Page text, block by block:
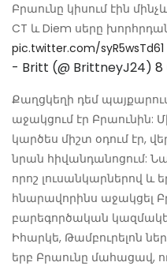
Բրաունը կիսում էին
CT և Diem սերը
pic.twitter.com/syR5wsTd61
- Britt (@ BrittneyJ24) 8
Քաղցկեղի դեմ
աջակցում էր Բրաունին:
կարծես միշտ օդում էր,
նրան հիվանդանոցում: Նա
որոշ լուսանկարներով և
հնարավորինս աջակցել
բարեգործական
Իհարկե, Թամբուրելոն
երբ Բրաունը մահացավ,